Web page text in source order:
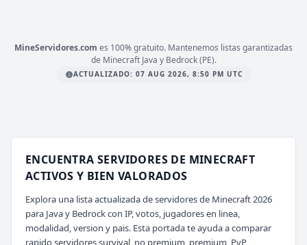
MineServidores.com es 100% gratuito. Mantenemos listas garantizadas
de Minecraft Java y Bedrock (PE).
ACTUALIZADO: 07 AUG 2026, 8:50 PM UTC
ENCUENTRA SERVIDORES DE MINECRAFT
ACTIVOS Y BIEN VALORADOS
Explora una lista actualizada de servidores de Minecraft 2026
para Java y Bedrock con IP, votos, jugadores en linea,
modalidad, version y pais. Esta portada te ayuda a comparar
rapido servidores survival, no premium, premium, PvP,